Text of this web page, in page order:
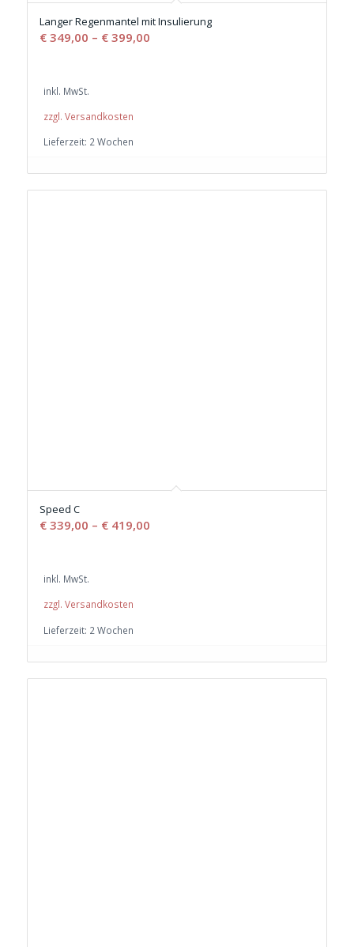
Langer Regenmantel mit Insulierung
€349,00 – €399,00
inkl. MwSt.
zzgl. Versandkosten
Lieferzeit: 2 Wochen
Speed C
€339,00 – €419,00
inkl. MwSt.
zzgl. Versandkosten
Lieferzeit: 2 Wochen